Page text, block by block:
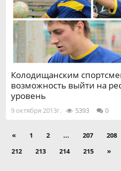
Колодищанским
возможность выйти на
уровень
9 октября 2013г. 5393 0
« 1 2 ... 207 208
212
213 214 215 »